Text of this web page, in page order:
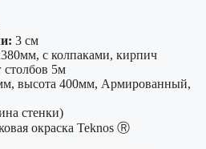
3 см
с колпаками, кирпич
5м
высота 400мм, Армированный,
стенки)
окраска Teknos Ⓡ